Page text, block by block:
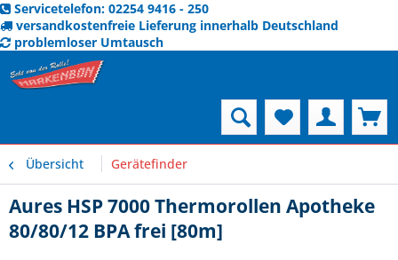
Servicetelefon: 02254 9416 - 250
versandkostenfreie Lieferung innerhalb Deutschland
problemloser Umtausch
Übersicht Gerätefinder
Aures HSP 7000 Thermorollen Apotheke
80/80/12 BPA frei [80m]